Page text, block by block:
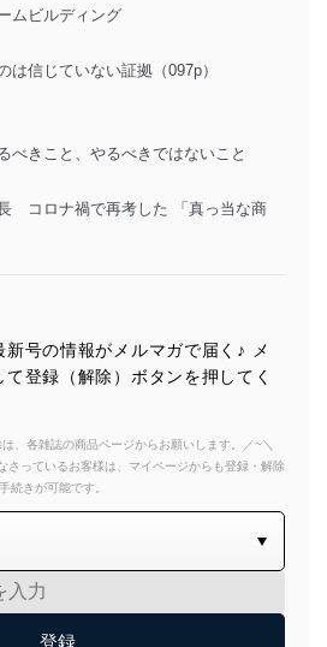
ムビルディング
は信じていない証拠（097p）
べきこと、やるべきではないこと
コロナ禍で再考した 「真っ当な商
新号の情報がメルマガで届く♪ メ
登録（解除）ボタンを押してく
、各雑誌の商品ページからお願いします。／~＼
さっているお客様は、マイページからも登録・解除
続きが可能です。